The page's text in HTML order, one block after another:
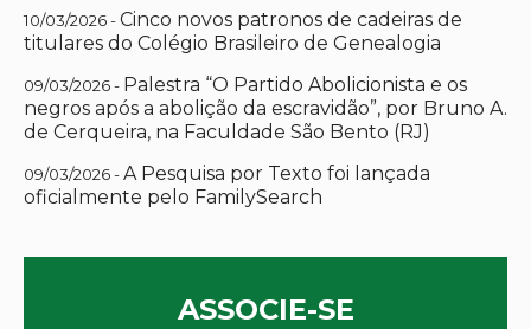
10/03/2026 -Cinco novos patronos de cadeiras de
titulares do Colégio Brasileiro de Genealogia
09/03/2026 - Palestra “O Partido Abolicionista e os
negros após a abolição da escravidão”, por Bruno A.
de Cerqueira, na Faculdade São Bento (RJ)
09/03/2026 -A Pesquisa por Texto foi lançada
oficialmente pelo FamilySearch
ASSOCIE-SE